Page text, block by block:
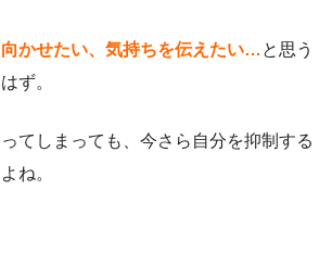
かせたい、気持ちを伝えたい…と思う
ず。
てしまっても、今さら自分を抑制する
ね。